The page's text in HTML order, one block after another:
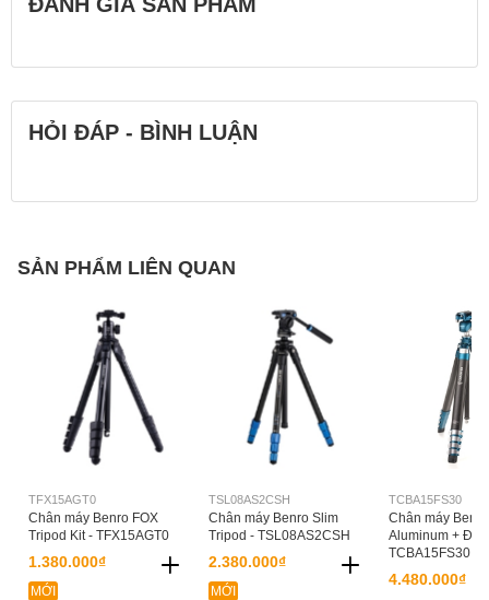
HỎI ĐÁP - BÌNH LUẬN
SẢN PHẨM LIÊN QUAN
TFX15AGT0
Chân máy Benro FOX
Tripod Kit - TFX15AGT0
1.380.000₫
MỚI
TSL08AS2CSH
Chân máy Benro Slim
Tripod - TSL08AS2CSH
2.380.000₫
MỚI
TCBA15FS30
Chân máy
Aluminum +
TCBA15FS30
4.480.000₫